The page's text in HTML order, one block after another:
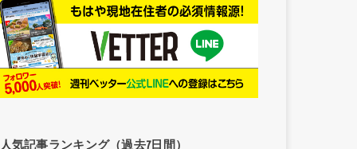
人気記事ランキング（過去7日間）